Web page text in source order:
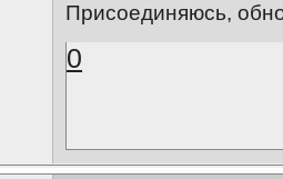
Присоединяюсь,
0